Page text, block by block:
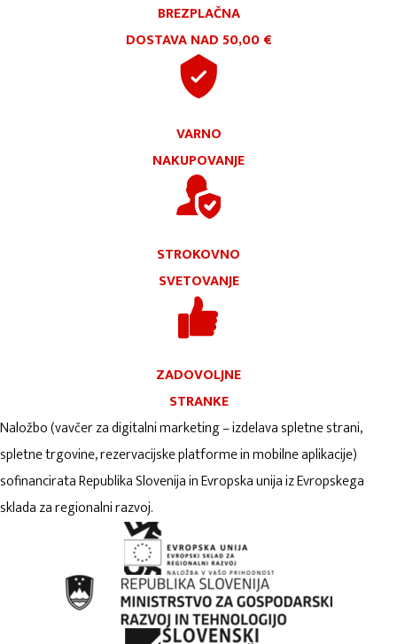
BREZPLAČNA
DOSTAVA NAD 50,00 €
VARNO
NAKUPOVANJE
STROKOVNO
SVETOVANJE
ZADOVOLJNE
STRANKE
Naložbo (vavčer za digitalni marketing – izdelava spletne strani,
spletne trgovine, rezervacijske platforme in mobilne aplikacije)
sofinancirata Republika Slovenija in Evropska unija iz Evropskega
sklada za regionalni razvoj.